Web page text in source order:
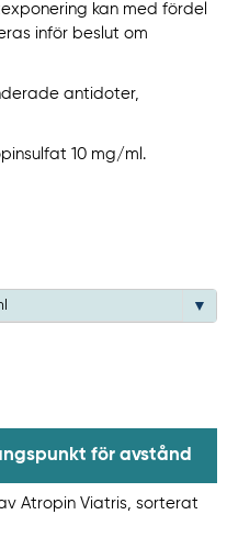
kan med fördel
inför beslut om
antidoter,
10 mg/ml.
för avstånd
Atropin Viatris, sorterat